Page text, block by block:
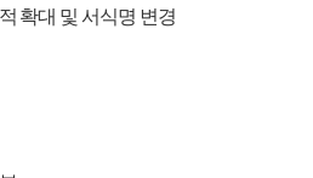
확대 및 서식명 변경